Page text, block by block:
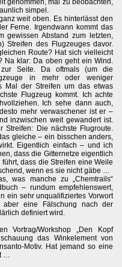
genommen, mal zu beobachten,
simpel.
weit oben. Es hinterlässt den
Ferne. Irgendwann kommt das
gewissen Abstand zum letzten,
Streifen des Flugzeuges davor.
Route? Hat sich vielleicht
Na klar: Da oben geht ein Wind.
Seite. Da oftmals (um die
in mehr oder weniger
Mal der Streifen um das etwas
Flugzeug kommt. Ich achte
Ich sehe dann auch,
mehr verwaschener ist er –
inzwischen weit gewandert ist.
Streifen: Die nächste Flugroute.
gleiche – ein bisschen anders,
Eigentlich einfach – und ich
dass die Gitternetze eigentlich
dass die Streifen eine Weile
wenn es sie nicht gäbe …
was manche zu „Chemtrails“
– rundum empfehlenswert,
ein sehr unqualifiziertes Vorwort
aber eine Fälschung nach der
definiert wird.
Vortrag/Workshop „Den Kopf
das Winkelement von
Motiv. Hat jemand so eine
…